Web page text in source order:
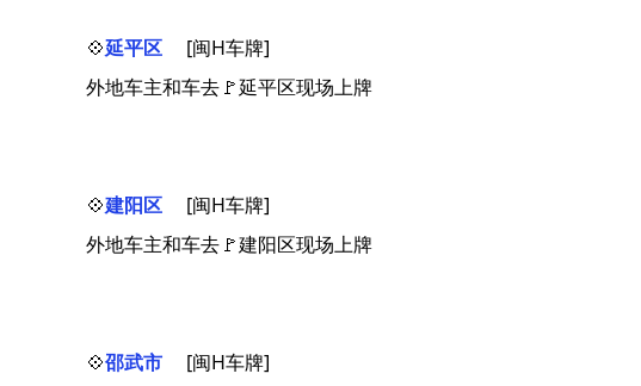
💠延平区
[闽H车牌]
外地车主和车去🚩延平区现场上牌
💠建阳区
[闽H车牌]
外地车主和车去🚩建阳区现场上牌
💠邵武市
[闽H车牌]